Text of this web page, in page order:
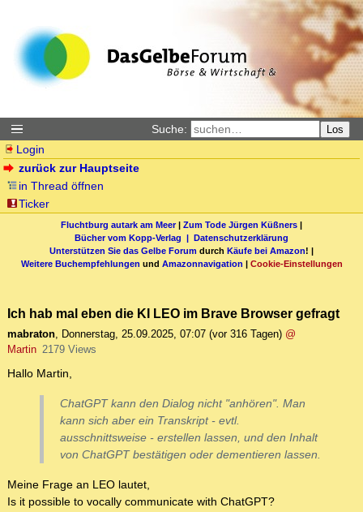
Suche: Los
Login
zurück zur Hauptseite
in Thread öffnen
Ticker
Fluchtburg autark am Meer| Zum Tode Jürgen Küßners |
Bücher vom Kopp-Verlag | Datenschutzerklärung
Unterstützen Sie das Gelbe Forum durch Käufe bei Amazon! |
Weitere Buchempfehlungen und Amazonnavigation | Cookie-Einstellungen
Ich hab mal eben die KI LEO im Brave Browser gefragt
mabraton, Donnerstag, 25.09.2025, 07:07 (vor 316 Tagen) @
Martin 2179 Views
Hallo Martin,
ChatGPT kann den Dialog nicht "anhören". Man
kann sich aber ein Transkript - evtl.
ausschnittsweise - erstellen lassen, und den Inhalt
von ChatGPT bestätigen oder dementieren lassen.
Meine Frage an LEO lautet,
Is it possible to vocally communicate with ChatGPT?